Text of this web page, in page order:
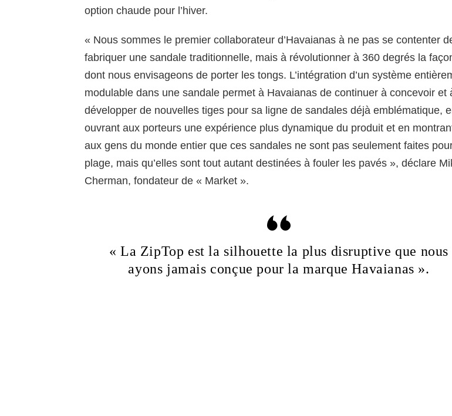
option chaude pour l’hiver.
« Nous sommes le premier collaborateur d’Havaianas à ne pas se contenter
fabriquer une sandale traditionnelle, mais à révolutionner à 360 degrés la
dont nous envisageons de porter les tongs. L’intégration d’un système
modulable dans une sandale permet à Havaianas de continuer à concevoir et
développer de nouvelles tiges pour sa ligne de sandales déjà emblématique,
ouvrant aux porteurs une expérience plus dynamique du produit et en
aux gens du monde entier que ces sandales ne sont pas seulement faites
plage, mais qu’elles sont tout autant destinées à fouler les pavés », déclare
Cherman, fondateur de « Market ».
« La ZipTop est la silhouette la plus disruptive que nous
ayons jamais conçue pour la marque Havaianas ».